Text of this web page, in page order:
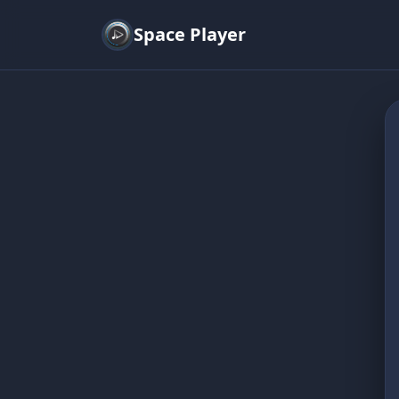
Space Player